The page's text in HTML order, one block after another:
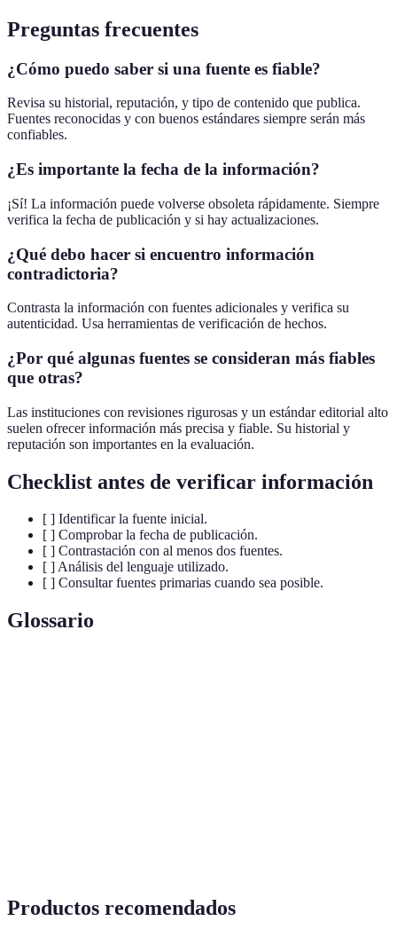
Preguntas frecuentes
¿Cómo puedo saber si una fuente es fiable?
Revisa su historial, reputación, y tipo de contenido que publica.
Fuentes reconocidas y con buenos estándares siempre serán más
confiables.
¿Es importante la fecha de la información?
¡Sí! La información puede volverse obsoleta rápidamente. Siempre
verifica la fecha de publicación y si hay actualizaciones.
¿Qué debo hacer si encuentro información
contradictoria?
Contrasta la información con fuentes adicionales y verifica su
autenticidad. Usa herramientas de verificación de hechos.
¿Por qué algunas fuentes se consideran más fiables
que otras?
Las instituciones con revisiones rigurosas y un estándar editorial alto
suelen ofrecer información más precisa y fiable. Su historial y
reputación son importantes en la evaluación.
Checklist antes de verificar información
[ ] Identificar la fuente inicial.
[ ] Comprobar la fecha de publicación.
[ ] Contrastación con al menos dos fuentes.
[ ] Análisis del lenguaje utilizado.
[ ] Consultar fuentes primarias cuando sea posible.
Glossario
Productos recomendados